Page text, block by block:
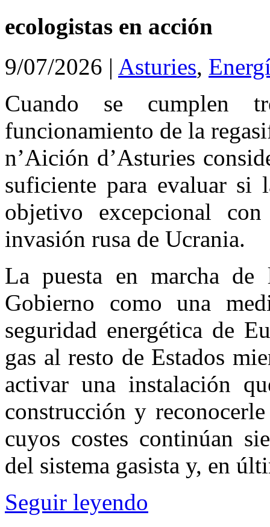
ecologistas en acción
9/07/2026 | Asturies,
Cuando se cumplen
funcionamiento de la
n’Aición d’Asturies
suficiente para evaluar si
objetivo excepcional
invasión rusa de Ucrania.
La puesta en marcha
Gobierno como una
seguridad energética de
gas al resto de Estados
activar una instalación
construcción y
cuyos costes continúan
del sistema gasista y, en
Seguir leyendo